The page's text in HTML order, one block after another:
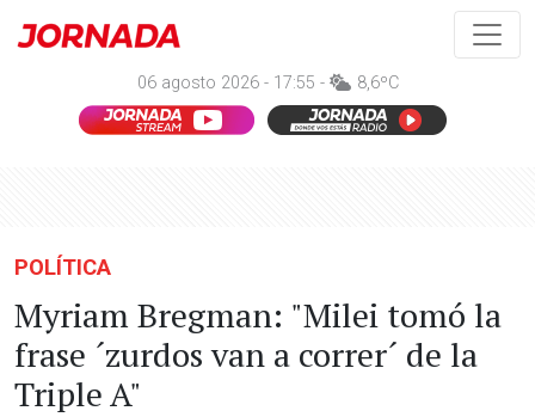
06 agosto 2026 - 17:55 - 8,6ºC
POLÍTICA
Myriam Bregman: "Milei tomó la
frase ´zurdos van a correr´ de la
Triple A"